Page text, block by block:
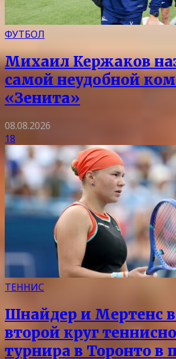
ФУТБОЛ
Михаил Кержаков
самой неудобной
«Зенита»
08.08.2026
18
ТЕННИС
Шнайдер и Мертенс
второй круг
турнира в Торонто в